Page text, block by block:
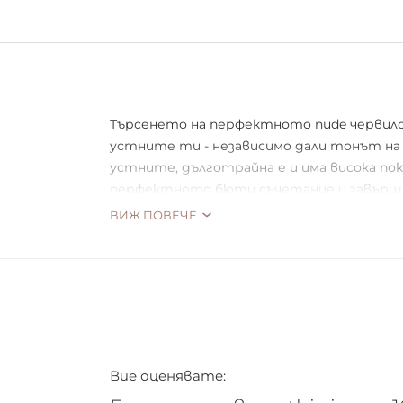
Търсенето на перфектното nude
устните ти - независимо дали тонът
устните, дълготрайна е и има висока
перфектното бюти съчетание и
ВИЖ ПОВЕЧЕ
Вие оценявате: